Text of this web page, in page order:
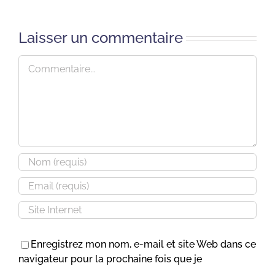
Laisser un commentaire
Commentaire
Enregistrez mon nom, e-mail et site Web dans ce
navigateur pour la prochaine fois que je